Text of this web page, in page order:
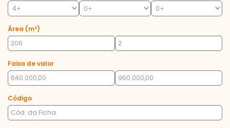
Área (m²)
Faixa de valor
Código